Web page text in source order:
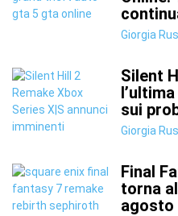
Giorgia
Silent
sui
Giorgia
Final
torna
agosto